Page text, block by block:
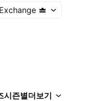
시즌별더보기